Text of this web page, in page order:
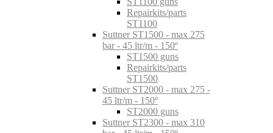
Repairkits/parts
ST1100
Suttner ST1500 - max 275
bar - 45 ltr/m - 150º
ST1500 guns
Repairkits/parts
ST1500
Suttner ST2000 - max 275 -
45 ltr/m - 150º
ST2000 guns
Suttner ST2300 - max 310